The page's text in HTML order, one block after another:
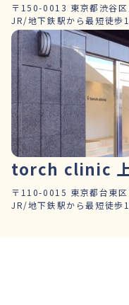
〒150-0013 東京都渋谷
JR/地下鉄駅から最短徒歩
torch clinic
〒110-0015 東京都台東
JR/地下鉄駅から最短徒歩